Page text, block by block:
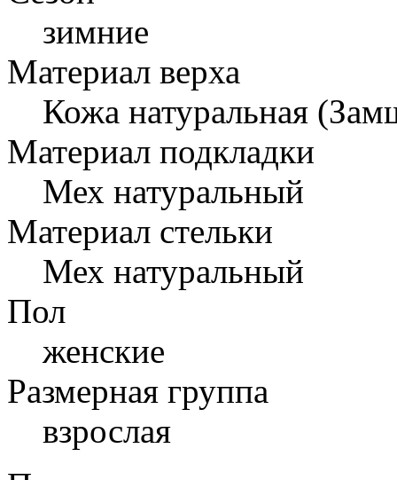
зимние
Материал верха
Кожа натуральная
Материал подкладки
Мех натуральный
Материал стельки
Мех натуральный
Пол
женские
Размерная группа
взрослая